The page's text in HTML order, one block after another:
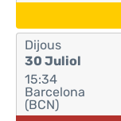
Dijous
30 Juliol
15:34
Barcelona
(BCN)